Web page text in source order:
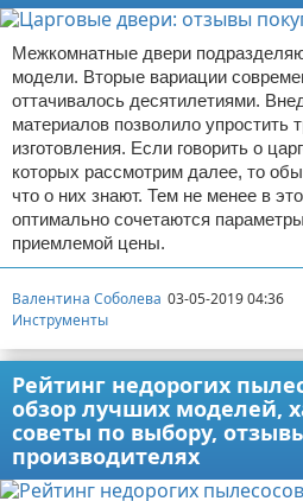
Межкомнатные двери
модели. Вторые вариации
оттачивалось десятилетиями.
материалов позволило упростить
изготовления. Если говорить о
которых рассмотрим далее, то
что о них знают. Тем не менее в
оптимально сочетаются
приемлемой цены.
Валентина Соболева 03-05-2019 04:36
Инструменты
Рейтинг недорогих
обзор лучших моделей,
советы по выбору,
производителях